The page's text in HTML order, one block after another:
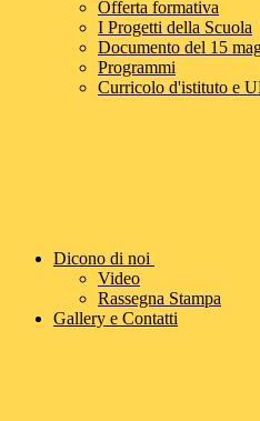
Offerta formativa
I Progetti della Scuola
Documento del 15
Programmi
Curricolo d'istituto e
Dicono di noi
Video
Rassegna Stampa
Gallery e Contatti